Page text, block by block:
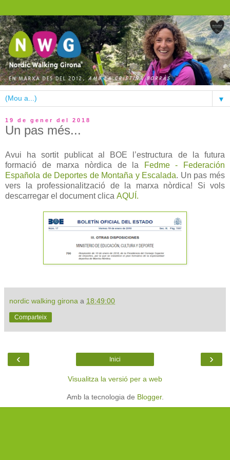
▼
19 de gener del 2018
Un pas més...
Avui ha sortit publicat al BOE l’estructura de la futura
formació de marxa nòrdica de la
Fedme - Federación
Española de Deportes de Montaña y Escalada. Un pas més
vers la professionalització de la marxa nòrdica! Si vols
descarregar el document clica AQUÍ.
nordic walking girona a 18:49:00
Comparteix
‹ ›
Inici
Visualitza la versió per a web
Amb la tecnologia de Blogger.